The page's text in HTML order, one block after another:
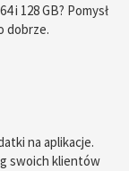
i 128 GB? Pomysł
dobrze.
na aplikacje.
swoich klientów